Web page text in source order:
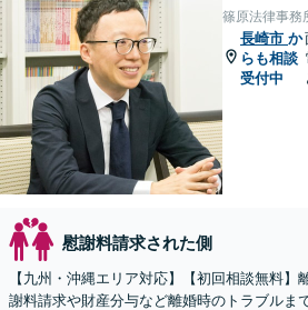
篠原法律事務
長崎市 か
らも相談
受付中
慰謝料請求された側
【九州・沖縄エリア対応】【初回相談無料】
謝料請求や財産分与など離婚時のトラブルま